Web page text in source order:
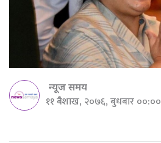
न्यूज समय
११ बैशाख, २०७६, बुधबार ००:००